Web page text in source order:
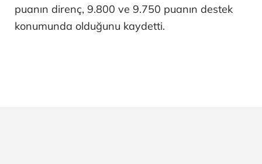
puanın direnç, 9.800 ve 9.750 puanın destek
konumunda olduğunu kaydetti.